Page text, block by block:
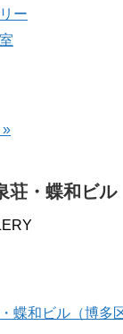
»
荘・蝶和ビル
蝶和ビル（博多